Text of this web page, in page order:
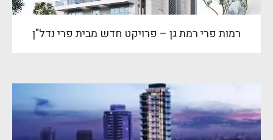
רמות פרי רמת גן – פרויקט חדש מבית פרי נדל"ן